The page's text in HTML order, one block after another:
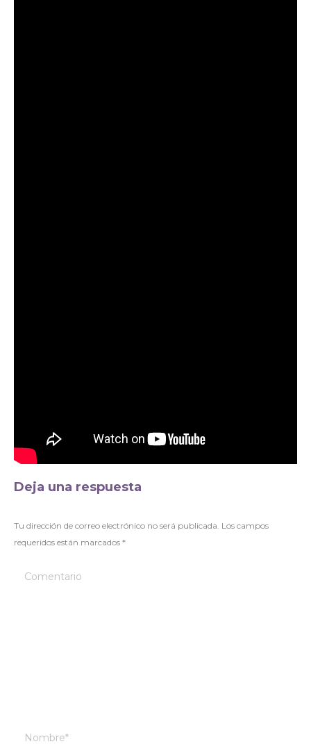
Deja una respuesta
Tu dirección de correo electrónico no será publicada. Los campos
requeridos están marcados *
Comentario
Nombre *